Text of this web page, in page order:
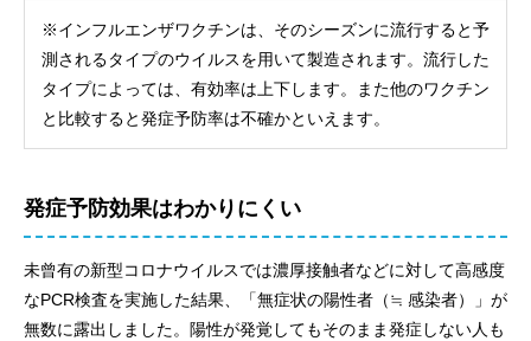
※インフルエンザワクチンは、そのシーズンに流行すると予
測されるタイプのウイルスを用いて製造されます。流行した
タイプによっては、有効率は上下します。また他のワクチン
と比較すると発症予防率は不確かといえます。
発症予防効果はわかりにくい
未曾有の新型コロナウイルスでは濃厚接触者などに対して高感度
なPCR検査を実施した結果、「無症状の陽性者（≒ 感染者）」が
無数に露出しました。陽性が発覚してもそのまま発症しない人も